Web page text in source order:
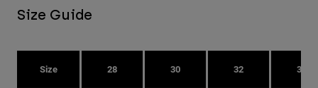
Size Guide
Size 28 30 32 34